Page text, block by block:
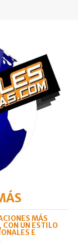
MÁS
CON UN ESTILO
E